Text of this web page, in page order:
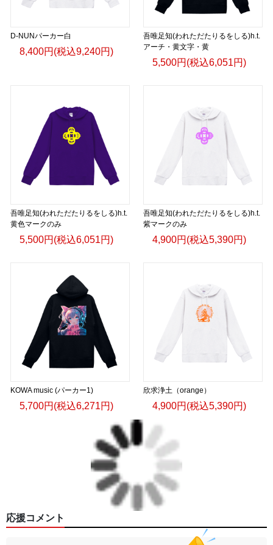
D-NUNパーカー白
8,400円(税込9,240円)
吾唯足知(われただたりるをしる)h.t.
アーチ・黄文字・黄
5,500円(税込6,051円)
吾唯足知(われただたりるをしる)h.t.
黄色マークのみ
5,500円(税込6,051円)
吾唯足知(われただたりるをしる)h.t.
紫マークのみ
4,900円(税込5,390円)
KOWA music (パーカー1)
5,700円(税込6,271円)
欣求浄土（orange）
4,900円(税込5,390円)
応援コメント